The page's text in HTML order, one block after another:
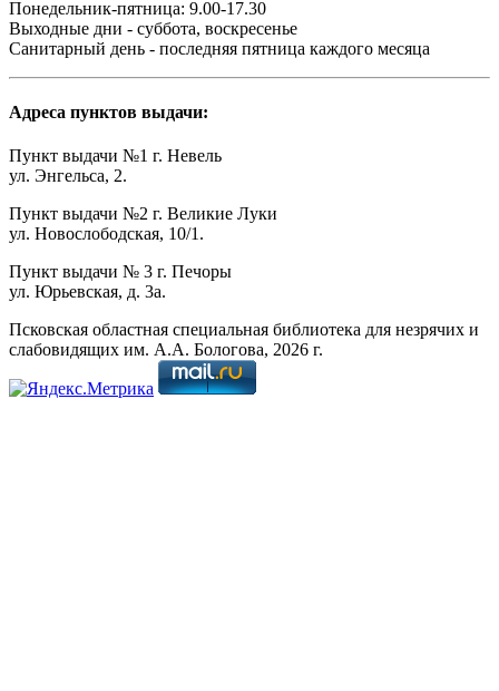
Понедельник-пятница: 9.00-17.30
Выходные дни - суббота, воскресенье
Санитарный день - последняя пятница каждого месяца
Адреса пунктов выдачи:
Пункт выдачи №1 г. Невель
ул. Энгельса, 2.
Пункт выдачи №2 г. Великие Луки
ул. Новослободская, 10/1.
Пункт выдачи № 3 г. Печоры
ул. Юрьевская, д. 3а.
Псковская областная специальная библиотека для незрячих и
слабовидящих им. А.А. Бологова, 2026 г.